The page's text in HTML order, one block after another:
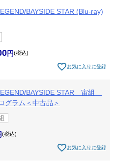
BAYSIDE STAR (Blu-ray)
税込
お気に入りに登録
BAYSIDE STAR 宙組
グラム＜中古品＞
税込
お気に入りに登録